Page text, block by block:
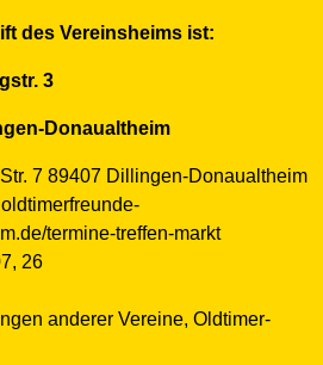
des Vereinsheims ist:
3
Donaualtheim
7 89407 Dillingen-Donaualtheim
termine-treffen-markt
26
anderer Vereine, Oldtimer-